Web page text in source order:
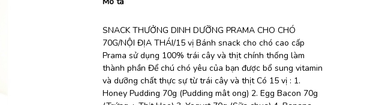
SNACK THƯỞNG DINH DƯỠNG PRAMA CHO CHÓ
70G/NỘI ĐỊA THÁI/15 vị Bánh snack cho chó cao cấp
Prama sử dụng 100% trái cây và thịt chính thống làm
thành phần Để chú chó yêu của bạn được bổ sung vitamin
và dưỡng chất thực sự từ trái cây và thịt Có 15 vị : 1.
Honey Pudding 70g (Pudding mât ong) 2. Egg Bacon 70g